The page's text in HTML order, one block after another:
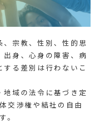
、宗教、性別、性的思
出身、心身の障害、病
る差別は行わないこ
域の法令に基づき定
交渉権や結社の自由
。